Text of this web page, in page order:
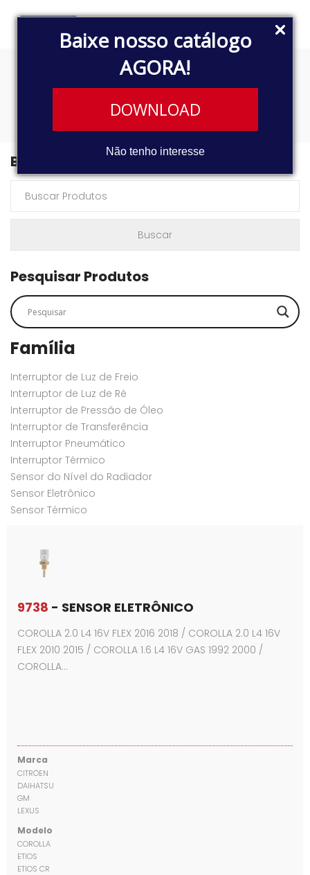
Baixe nosso catálogo
AGORA!
DOWNLOAD
Não tenho interesse
MAZDA
Buscar Produtos
Pesquisar Produtos
Família
Interruptor de Luz de Freio
Interruptor de Luz de Ré
Interruptor de Pressão de Óleo
Interruptor de Transferência
Interruptor Pneumático
Interruptor Térmico
Sensor do Nível do Radiador
Sensor Eletrônico
Sensor Térmico
9738 - SENSOR ELETRÔNICO
COROLLA 2.0 L4 16V FLEX 2016 2018 / COROLLA 2.0 L4 16V
FLEX 2010 2015 / COROLLA 1.6 L4 16V GAS 1992 2000 /
COROLLA…
Marca
CITRÖEN
DAIHATSU
GM
LEXUS
Modelo
COROLLA
ETIOS
ETIOS CR